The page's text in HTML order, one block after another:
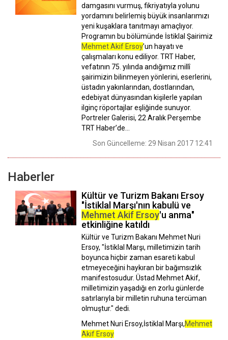
damgasını vurmuş, fikriyatıyla yolunu
yordamını belirlemiş büyük insanlarımızı
yeni kuşaklara tanıtmayı amaçlıyor.
Programın bu bölümünde İstiklal Şairimiz
Mehmet Akif Ersoy’un hayatı ve
çalışmaları konu ediliyor. TRT Haber,
vefatının 75. yılında andığımız millî
şairimizin bilinmeyen yönlerini, eserlerini,
üstadın yakınlarından, dostlarından,
edebiyat dünyasından kişilerle yapılan
ilginç röportajlar eşliğinde sunuyor.
Portreler Galerisi, 22 Aralık Perşembe
TRT Haber’de…
Son Güncelleme: 29 Nisan 2017 12:41
Haberler
Kültür ve Turizm Bakanı Ersoy
"İstiklal Marşı'nın kabulü ve
Mehmet Akif Ersoy'u anma"
etkinliğine katıldı
Kültür ve Turizm Bakanı Mehmet Nuri
Ersoy, "İstiklal Marşı, milletimizin tarih
boyunca hiçbir zaman esareti kabul
etmeyeceğini haykıran bir bağımsızlık
manifestosudur. Üstad Mehmet Akif,
milletimizin yaşadığı en zorlu günlerde
satırlarıyla bir milletin ruhuna tercüman
olmuştur." dedi.
Mehmet Nuri Ersoy,İstiklal Marşı,Mehmet
Akif Ersoy